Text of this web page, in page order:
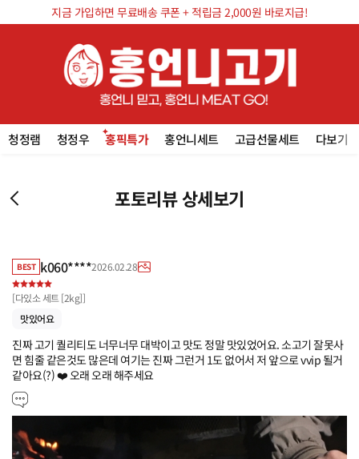
지금 가입하면 무료배송 쿠폰 + 적립금 2,000원 바로지급!
청정램 청정우 홍픽특가 홍언니세트 고급선물세트 다보기
포토리뷰 상세보기
BEST k060****2026.02.28
[다있소 세트 [2kg]]
맛있어요
진짜 고기 퀄리티도 너무너무 대박이고 맛도 정말 맛있었어요. 소고기 잘못사
면 힘줄 같은것도 많은데 여기는 진짜 그런거 1도 없어서 저 앞으로 vvip 될거
같아요(?) ❤️ 오래 오래 해주세요